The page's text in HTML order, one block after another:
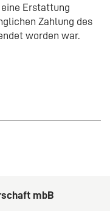
Erstattung
Zahlung des
worden war.
mbB